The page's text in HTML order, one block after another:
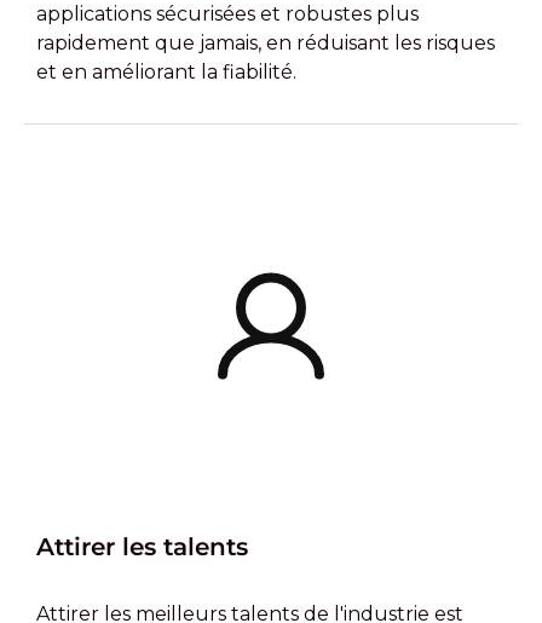
applications sécurisées et robustes plus
rapidement que jamais, en réduisant les risques
et en améliorant la fiabilité.
Attirer les talents
Attirer les meilleurs talents de l'industrie est